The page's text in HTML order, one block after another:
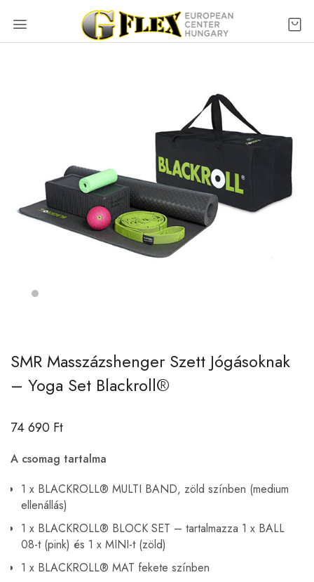
SMR Masszázshenger Szett Jógásoknak
– Yoga Set Blackroll®
74 690 Ft
A csomag tartalma
1 x BLACKROLL® MULTI BAND, zöld színben (medium
ellenállás)
1 x BLACKROLL® BLOCK SET – tartalmazza 1 x BALL
08-t (pink) és 1 x MINI-t (zöld)
1 x BLACKROLL® MAT fekete színben